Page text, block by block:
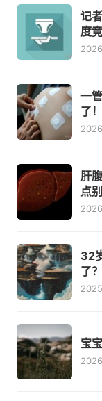
记
度
一
了！
肝
点
32
了？
宝